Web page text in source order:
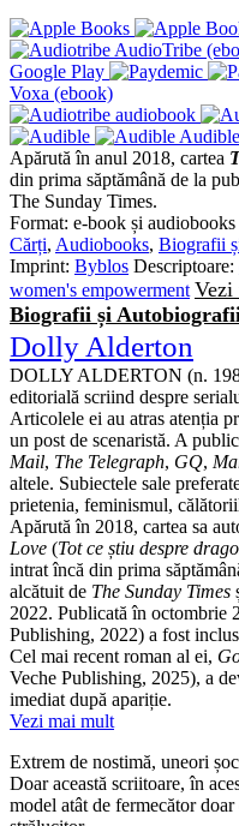
AudioTribe
Google Play
Voxa (ebook)
Audible
Apărută în anul 2018, cartea
din prima săptămână de la
The Sunday Times.
Format: e-book și audiobooks
Cărți, Audiobooks, Biografii
Imprint: Byblos Descriptoare:
women's empowerment Vezi
Biografii și
Dolly Alderton
DOLLY ALDERTON (n.
editorială scriind despre
Articolele ei au atras atenția
un post de scenaristă. A
Mail, The Telegraph, GQ,
altele. Subiectele sale
prietenia, feminismul,
Apărută în 2018, cartea sa
Love (Tot ce știu despre
intrat încă din prima
alcătuit de The Sunday Times
2022. Publicată în octombrie
Publishing, 2022) a fost
Cel mai recent roman al ei,
Veche Publishing, 2025), a
imediat după apariție.
Vezi mai mult
Extrem de nostimă, uneori
Doar această scriitoare, în
model atât de fermecător